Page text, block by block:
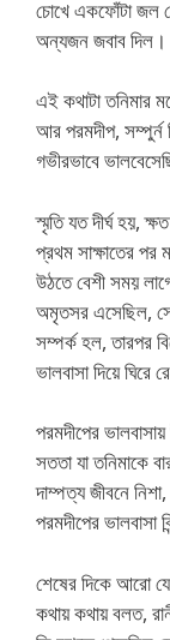
চোখে একফোঁটা জল
অন্যজন জবাব দিল।
এই কথাটা তনিমার
আর পরমদীপ, সম্পুর্ন
গভীরভাবে
স্মৃতি যত দীর্ঘ হয়,
প্রথম সাক্ষাতের
উঠতে বেশী সময়
অমৃতসর এসেছিল,
সম্পর্ক হল, তারপর
ভালবাসা দিয়ে
পরমদীপের
সততা যা তনিমাকে
দাম্পত্য জীবনে
পরমদীপের ভালবাসা
শেষের দিকে আরো
কথায় কথায় বলত,